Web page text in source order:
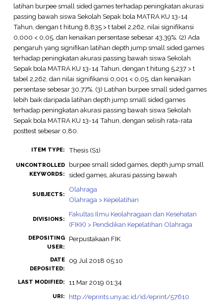
latihan burpee small sided games terhadap peningkatan akurasi
passing bawah siswa Sekolah Sepak bola MATRA KU 13-14
Tahun, dengan t hitung 8,835 > t tabel 2,262, nilai signifikansi
0,000 < 0,05, dan kenaikan persentase sebesar 43,39%. (2) Ada
pengaruh yang signifikan latihan depth jump small sided games
terhadap peningkatan akurasi passing bawah siswa Sekolah
Sepak bola MATRA KU 13-14 Tahun, dengan t hitung 5,237 > t
tabel 2,262, dan nilai signifikansi 0,001 < 0,05, dan kenaikan
persentase sebesar 30,77%. (3) Latihan burpee small sided games
lebih baik daripada latihan depth jump small sided games
terhadap peningkatan akurasi passing bawah siswa Sekolah
Sepak bola MATRA KU 13-14 Tahun, dengan selisih rata-rata
posttest sebesar 0,80.
ITEM TYPE: Thesis (S1)
UNCONTROLLED
KEYWORDS:
burpee small sided games, depth jump small
sided games, akurasi passing bawah
SUBJECTS:
Olahraga
Olahraga > Kepelatihan
DIVISIONS:
Fakultas Ilmu Keolahragaan dan Kesehatan
(FIKK) > Pendidikan Kepelatihan Olahraga
DEPOSITING
USER:
Perpustakaan FIK
DATE
DEPOSITED:
09 Jul 2018 05:10
LAST MODIFIED: 11 Mar 2019 01:34
URI: http://eprints.uny.ac.id/id/eprint/57610